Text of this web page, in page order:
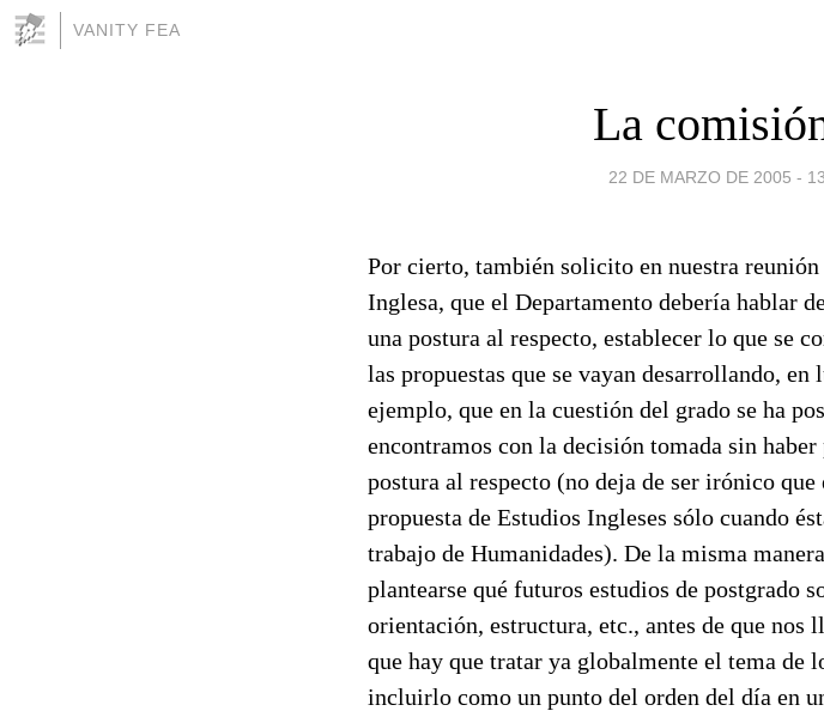
VANITY FEA
La
22 DE MARZO DE 2005 -
Por cierto, también solicito en nuestra
Inglesa, que el Departamento debería hablar
una postura al respecto, establecer lo que se
las propuestas que se vayan desarrollando,
ejemplo, que en la cuestión del grado se ha
encontramos con la decisión tomada sin
postura al respecto (no deja de ser irónico
propuesta de Estudios Ingleses sólo cuando
trabajo de Humanidades). De la misma
plantearse qué futuros estudios de postgrado
orientación, estructura, etc., antes de que nos
que hay que tratar ya globalmente el tema de
incluirlo como un punto del orden del día en